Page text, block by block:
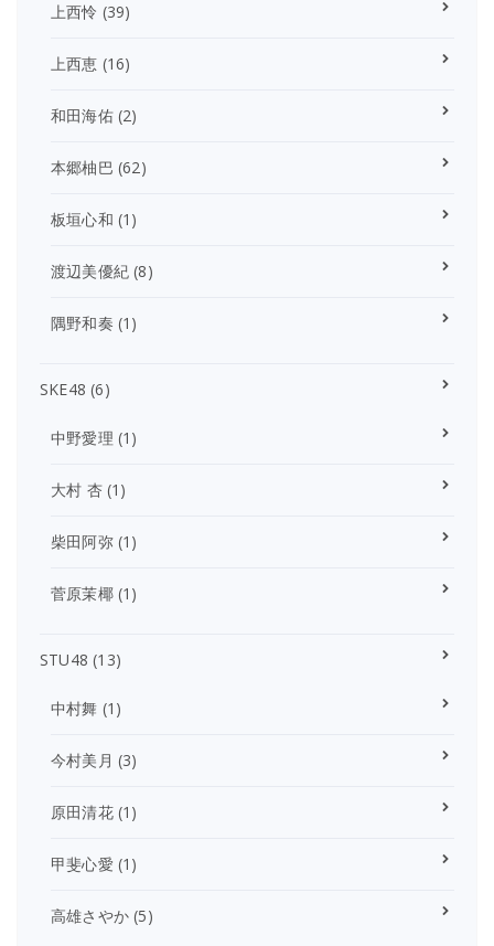
上西怜 (39)
上西恵 (16)
和田海佑(2)
本郷柚巴 (62)
板垣心和 (1)
渡辺美優紀 (8)
隅野和奏 (1)
SKE48 (6)
中野愛理 (1)
大村 杏(1)
柴田阿弥(1)
菅原茉椰(1)
STU48 (13)
中村舞 (1)
今村美月 (3)
原田清花(1)
甲斐心愛 (1)
高雄さやか (5)